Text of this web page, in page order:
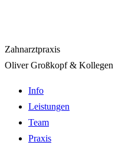
Zahnarztpraxis
Oliver Großkopf & Kollegen
Info
Leistungen
Team
Praxis